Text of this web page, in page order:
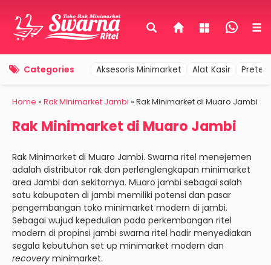
Categories Aksesoris Minimarket Alat Kasir
Home » Rak Minimarket Jambi » Rak Minimarket di Muaro Jambi
Rak Minimarket di Muaro Jambi
Rak Minimarket di Muaro Jambi. Swarna ritel menejemen
adalah distributor rak dan perlenglengkapan minimarket
area Jambi dan sekitarnya. Muaro jambi sebagai salah
satu kabupaten di jambi memiliki potensi dan pasar
pengembangan toko minimarket modern di jambi.
Sebagai wujud kepedulian pada perkembangan ritel
modern di propinsi jambi swarna ritel hadir menyediakan
segala kebutuhan set up minimarket modern dan
recovery minimarket.